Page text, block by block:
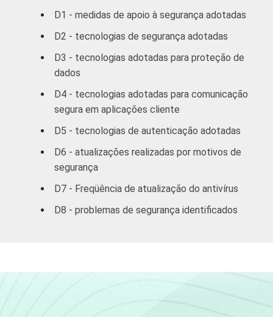
e domésticos
Transporte,
Armazenagem
Comunicações
imobiliárias,
aluguéis e
empresas
31
constituem os seguintes segmentos da
D1 - medidas de apoio à segurança adotadas
D2 - tecnologias de segurança adotadas
D3 - tecnologias adotadas para proteção de
dados
D4 - tecnologias adotadas para comunicação
segura em aplicações cliente
D5 - tecnologias de autenticação adotadas
D6 - atualizações realizadas por motivos de
segurança
D7 - Freqüência de atualização do antivírus
D8 - problemas de segurança identificados